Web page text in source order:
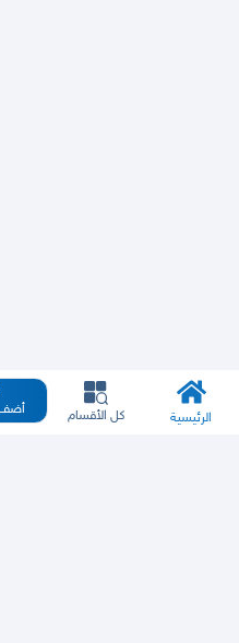
الرئيسية كل الأقسام